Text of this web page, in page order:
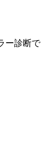
ー診断で